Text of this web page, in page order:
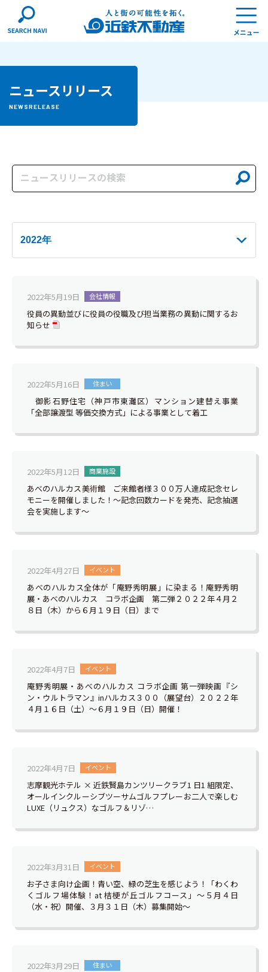
ニュースリリース
NEWSRELEASE
2022年5月19日 会社情報
役員の異動並びに役員の役職及び担当業務の異動に関するお
知らせ
2022年5月16日 住まい
御影石野住宅（神戸市東灘区）マンション建替え事業
「全部譲渡型 等価交換方式」による事業として着工
2022年5月12日 商業施設
あべのハルカス美術館 ご来館者様３００万人達成記念セレ
モニーを開催しました！～記念回数カードを発売、記念抽選
会を実施します～
2022年4月27日 イベント
あべのハルカス全体が「庵野秀明展」に染まる！庵野秀明
展・あべのハルカス コラボ企画 第二弾２０２２年４月２
８日（木）から６月１９日（日）まで
2022年4月7日 イベント
庵野秀明展・あべのハルカス コラボ企画 第一弾映画『シ
ン・ウルトラマン』inハルカス３００（展望台）２０２２年
４月１６日（土）～６月１９日（日）開催！
2022年4月7日 イベント
志摩観光ホテル × 近鉄賢島カンツリークラブ1 日1 組限定、
オールインクルーシブツーサムゴルフプレーお二人で楽しむ
LUXE（リュクス）なゴルフ＆リゾ…
2022年3月31日 イベント
お子さま向け企画！青い空、緑の芝生を感じよう！「わくわ
くゴルフ場体験！at 桔梗が丘ゴルフコース」～５月４日
（水・祝）開催、３月３１日（木）募集開始～
2022年3月29日 住まい